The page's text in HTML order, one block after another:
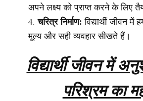
अपने लक्ष्य को प्राप्त करने के लिए
चरित्र निर्माण: विद्यार्थी जीवन
मूल्य और सही व्यवहार सीखते हैं।
विद्यार्थी जीवन में
परिश्रम का